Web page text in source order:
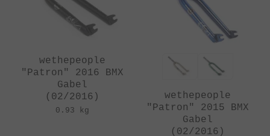
wethepeople
"Patron" 2016 BMX
Gabel
(02/2016)
0.93 kg
wethepeople
"Patron" 2015 BMX
Gabel
(02/2016)